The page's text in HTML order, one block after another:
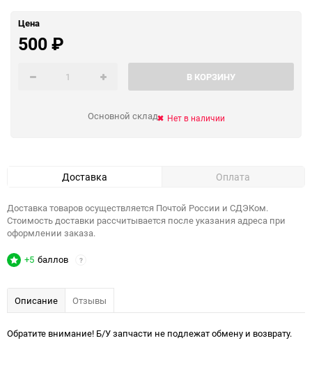
Цена
500₽
В КОРЗИНУ
Основной склад Нет в наличии
Доставка Оплата
Доставка товаров осуществляется Почтой России и СДЭКом.
Стоимость доставки рассчитывается после указания адреса при
оформлении заказа.
+5 баллов ?
Описание Отзывы
Обратите внимание! Б/У запчасти не подлежат обмену и возврату.